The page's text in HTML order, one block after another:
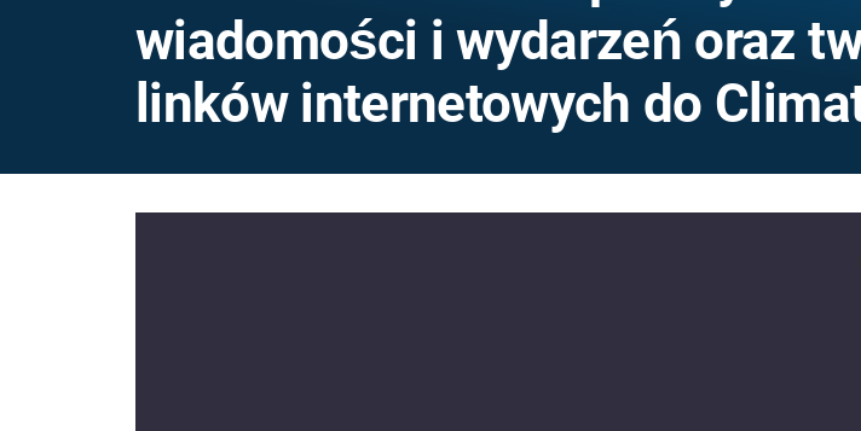
wiadomości i wydarzeń oraz
linków internetowych do